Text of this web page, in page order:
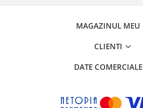
MAGAZINUL MEU
CLIENTI
DATE COMERCIALE